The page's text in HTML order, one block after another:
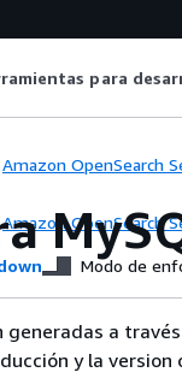
para
Amazon OpenSearch
Amazon OpenSearch
Modo de
generadas a
y la version